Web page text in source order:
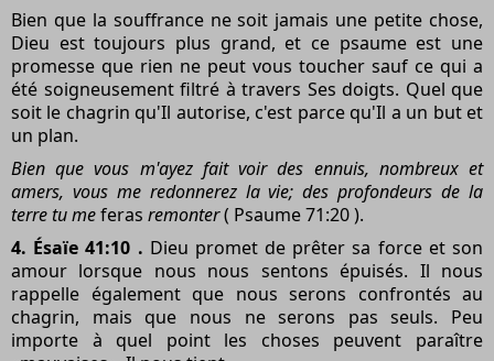
Bien que la souffrance ne soit jamais une petite chose,
Dieu est toujours plus grand, et ce psaume est une
promesse que rien ne peut vous toucher sauf ce qui a
été soigneusement filtré à travers Ses doigts. Quel que
soit le chagrin qu'Il autorise, c'est parce qu'Il a un but et
un plan.
Bien que vous m'ayez fait voir des ennuis, nombreux et
amers, vous me redonnerez la vie; des profondeurs de la
terre tu meferas remonter( Psaume 71:20 ).
4. Ésaïe 41:10 . Dieu promet de prêter sa force et son
amour lorsque nous nous sentons épuisés. Il nous
rappelle également que nous serons confrontés au
chagrin, mais que nous ne serons pas seuls. Peu
importe à quel point les choses peuvent paraître